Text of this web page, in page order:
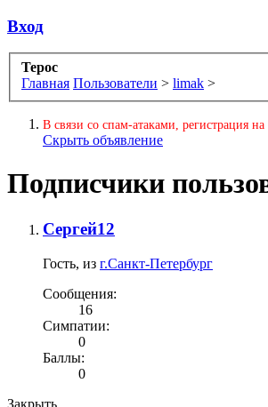
Вход
Терос
Главная Пользователи > limak >
В связи со спам-атаками, регистрация
Скрыть объявление
Подписчики
Сергей12
Гость, из г.Санкт-Петербург
Сообщения:
16
Симпатии:
0
Баллы:
0
Закрыть